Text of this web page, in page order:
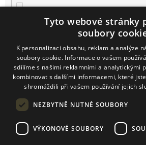
Dolní Kounice 0
Horní Bojanovice 0
Josefov
Tyto webové stránky
soubory
K personalizaci obsahu, reklam a analýze
soubory cookie. Informace o vašem
sdílíme s našimi reklamními a analytickými
kombinovat s dalšími informacemi, které
shromáždili při vašem používání jejich
NEZBYTNĚ NUTNÉ SOUBORY
VÝKONOVÉ SOUBORY